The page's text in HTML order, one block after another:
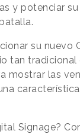
y potenciar
su nuevo
tan
mostrar las
Signage?